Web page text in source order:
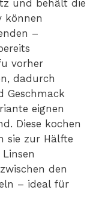
und behält die
können
–
vorher
dadurch
Geschmack
eignen
Diese kochen
sie zur Hälfte
den
– ideal für